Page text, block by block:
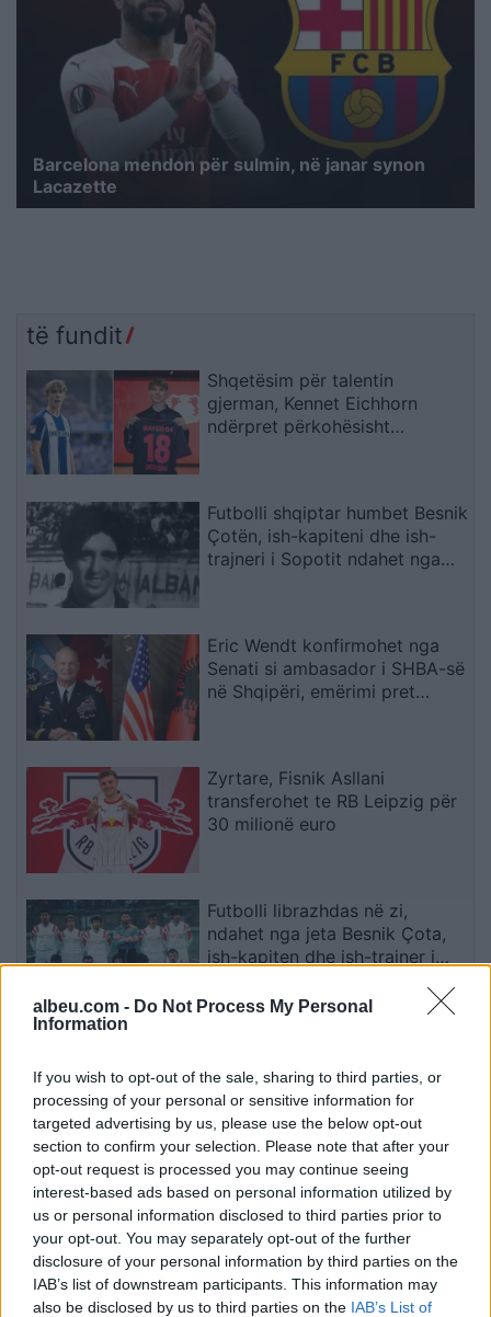
albeu.com - Do Not Process My Personal
Information
If you wish to opt-out of the sale, sharing to third parties, or
processing of your personal or sensitive information for
targeted advertising by us, please use the below opt-out
section to confirm your selection. Please note that after your
opt-out request is processed you may continue seeing
interest-based ads based on personal information utilized by
us or personal information disclosed to third parties prior to
your opt-out. You may separately opt-out of the further
disclosure of your personal information by third parties on the
IAB’s list of downstream participants. This information may
also be disclosed by us to third parties on the IAB’s List of
Barcelona mendon për sulmin, në janar synon
Lacazette
të fundit
Shqetësim për talentin
gjerman, Kennet Eichhorn
ndërpret përkohësisht
Futbolli shqiptar humbet Besnik
Çotën, ish-kapiteni dhe ish-
trajneri i Sopotit ndahet nga
Eric Wendt konfirmohet nga
Senati si ambasador i SHBA-së
në Shqipëri, emërimi pret
Zyrtare, Fisnik Asllani
transferohet te RB Leipzig për
30 milionë euro
Futbolli librazhdas në zi,
ndahet nga jeta Besnik Çota,
ish-kapiten dhe ish-trajner i
këmbësorin; drejtuesi
shoqërohet në polici
VIDEO/ Ndërhyrja “horror” e
Enea Mihajt në MLS, mbrojtësi
ndëshkohet me të kuq dhe
gjobë